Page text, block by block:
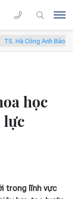
Anh Bảo - Phó Chủ tịch
học
lực
trong lĩnh vực